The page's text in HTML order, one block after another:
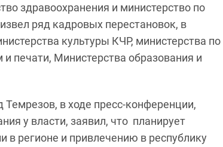
здравоохранения и министерство по
ряд кадровых перестановок, в
культуры КЧР, министерства по
печати, Министерства образования и
в ходе пресс-конференции,
у власти, заявил, что планирует
регионе и привлечению в республику